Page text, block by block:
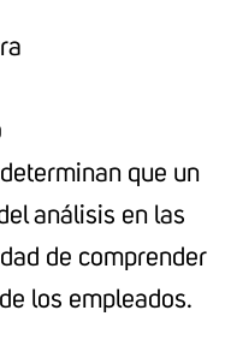
que un
análisis en las
de comprender
los empleados.